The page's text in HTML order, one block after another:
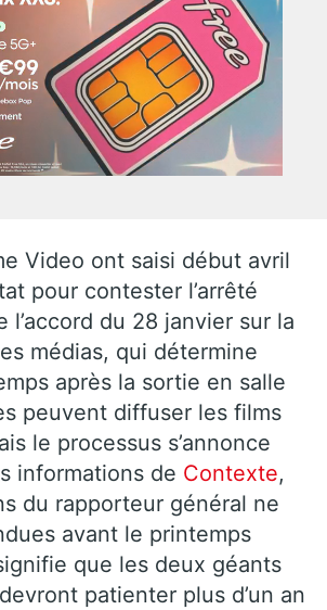
Video ont saisi début avril
pour contester l’arrêté
l’accord du 28 janvier sur la
médias, qui détermine
après la sortie en salle
peuvent diffuser les films
le processus s’annonce
informations de Contexte,
du rapporteur général ne
avant le printemps
que les deux géants
patienter plus d’un an